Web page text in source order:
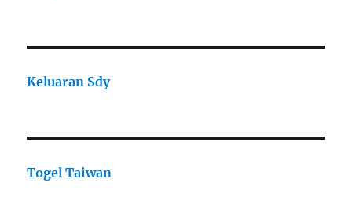
Keluaran Sdy
Togel Taiwan